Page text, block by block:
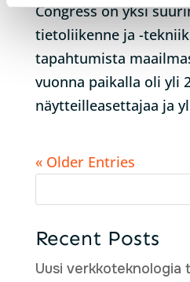
Congress on yksi
tietoliikenne ja -
tapahtumista
vuonna paikalla oli yli
näytteilleasettajaa ja
« Older Entries
Recent Posts
Uusi verkkoteknologia